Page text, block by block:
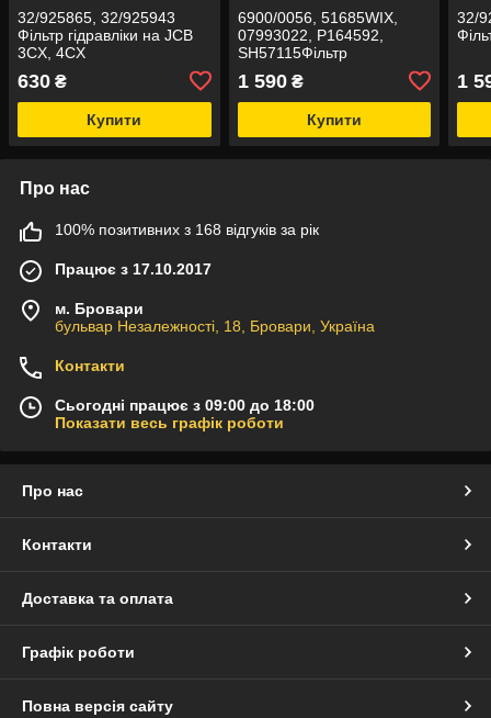
32/925865, 32/925943
Фільтр гідравліки на JCB
3CX, 4CX
630 ₴
Купити
6900/0056, 51685WIX,
07993022, P164592,
SH57115Фільтр
JCB
1 590₴
Купити
32/
1
Про нас
100% позитивних з 168 відгуків за рік
Працює з 17.10.2017
м. Бровари
бульвар Незалежності, 18, Бровари, Україна
Контакти
Сьогодні працює з 09:00 до 18:00
Показати весь графік роботи
Про нас
Контакти
Доставка та оплата
Графік роботи
Повна версія сайту